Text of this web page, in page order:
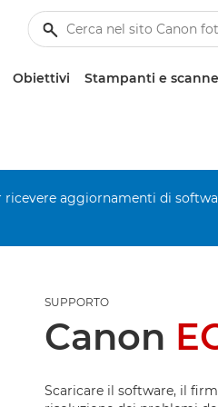
Obiettivi Stampanti e
aggiornamenti di
SUPPORTO
Canon
Scaricare il software, il